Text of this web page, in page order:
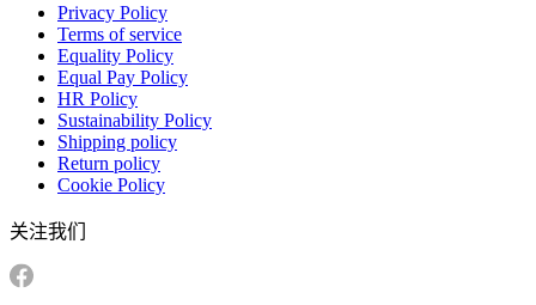
Privacy Policy
Terms of service
Equality Policy
Equal Pay Policy
HR Policy
Sustainability Policy
Shipping policy
Return policy
Cookie Policy
关注我们